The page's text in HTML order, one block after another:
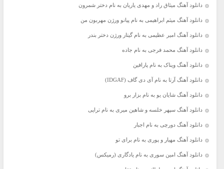
دانلود آهنگ میثاق راد و مهدی یاریان به نام دختر شمرون
دانلود آهنگ میثم ابراهیمی به نام پیانو ورژن مهربون من
دانلود آهنگ امیر عظیمی به نام گیتار ورژن دختر بندر
دانلود آهنگ محمد فرجی به نام جاده
دانلود آهنگ ویناک به نام پارافین
دانلود آهنگ آرتا به نام آی دی گاف (IDGAF)
دانلود آهنگ شایان یو به نام بزار برو
دانلود آهنگ سپهر خلسه و شاهین میری به نام تراپی
دانلود آهنگ دورچی به نام اجبار
دانلود آهنگ مهیار و پوری به نام برای تو
دانلود آهنگ امین سوری به نام یادگاری (رمیکس)